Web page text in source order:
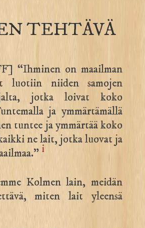
TEHTÄVÄ
“Ihminen on maailman
luotiin niiden samojen
jotka loivat koko
ja ymmärtämällä
tuntee ja ymmärtää koko
ne lait, jotka luovat ja
i
Kolmen lain, meidän
miten lait yleensä